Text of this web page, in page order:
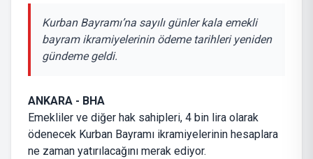
Kurban Bayramı’na sayılı günler kala emekli
bayram ikramiyelerinin ödeme tarihleri yeniden
gündeme geldi.
ANKARA - BHA
Emekliler ve diğer hak sahipleri, 4 bin lira olarak
ödenecek Kurban Bayramı ikramiyelerinin hesaplara
ne zaman yatırılacağını merak ediyor.